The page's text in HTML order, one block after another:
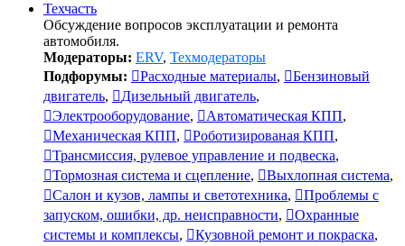
Техчасть
Обсуждение вопросов эксплуатации и ремонта
автомобиля.
Модераторы: ERV, Техмодераторы
Подфорумы:
Расходные материалы,
Бензиновый
двигатель, Дизельный двигатель,
Электрооборудование, Автоматическая КПП,
Механическая КПП, Роботизированая КПП,
Трансмиссия, рулевое управление и подвеска,
Тормозная система и сцепление, Выхлопная система,
Салон и кузов, лампы и светотехника,
Проблемы с
запуском, ошибки, др. неисправности,
Охранные
системы и комплексы, Кузовной ремонт и покраска,